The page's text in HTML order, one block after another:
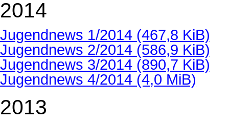
2014
Jugendnews 1/2014 (467,8 KiB)
Jugendnews 2/2014 (586,9 KiB)
Jugendnews 3/2014 (890,7 KiB)
Jugendnews 4/2014 (4,0 MiB)
2013